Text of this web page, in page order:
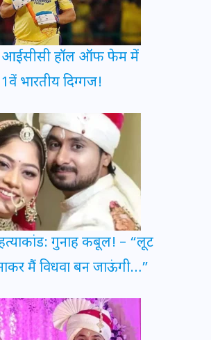
आईसीसी हॉल ऑफ फेम में
भारतीय दिग्गज!
गुनाह कबूल! – “लूट
मैं विधवा बन जाऊंगी…”